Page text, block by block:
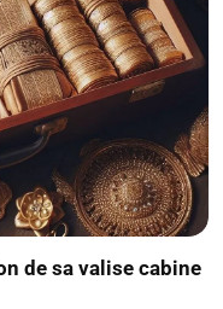
de sa valise cabine